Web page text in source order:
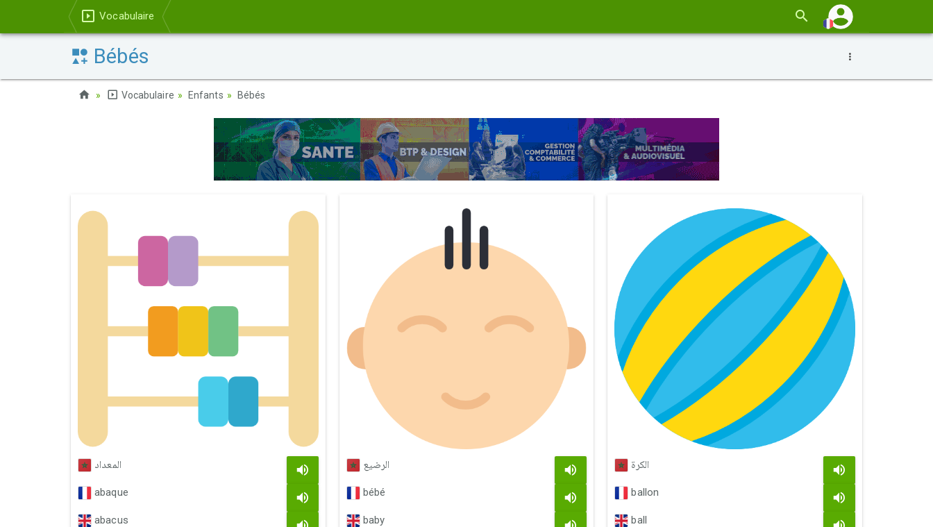
Vocabulaire
Bébés
Vocabulaire Enfants Bébés
المعداد
abaque
abacus
الرضيع
bébé
baby
الكرة
ballon
ball